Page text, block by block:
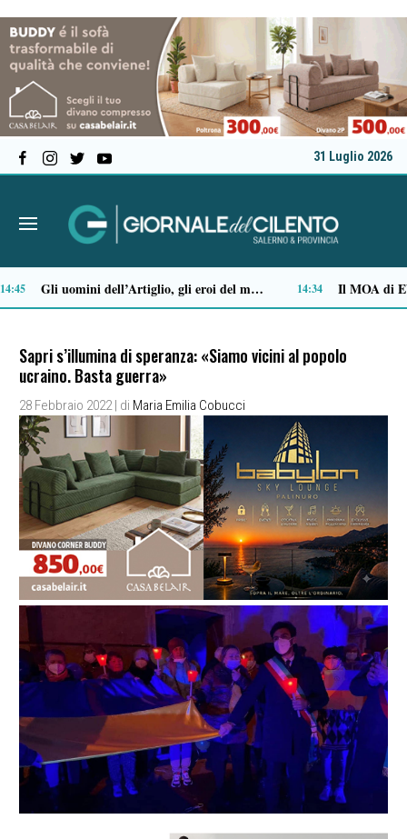
31 Luglio 2026
Come vestirsi in stile preppy: i capi indispensabili 12:29 Stipendi incompleti al Dea di Nocera, Pagani e Scafati. Nursind: «Chi sbaglia deve risponderne» 12:08
Sapri s’illumina di speranza: «Siamo vicini al popolo
ucraino. Basta guerra»
28 Febbraio 2022 | di Maria Emilia Cobucci